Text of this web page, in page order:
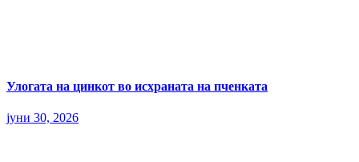
Улогата на цинкот во исхраната на пченката
јуни 30, 2026